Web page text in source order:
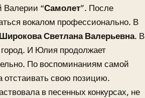
Валерии “Самолет”. После
вокалом профессионально. В
Широкова Светлана Валерьевна. В
город. И Юлия продолжает
По воспоминаниям самой
отстаивать свою позицию.
в песенных конкурсах, не